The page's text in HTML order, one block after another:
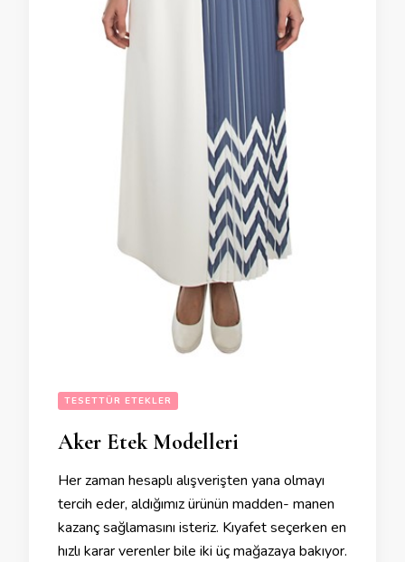
TESETTÜR ETEKLER
Aker Etek Modelleri
Her zaman hesaplı alışverişten yana olmayı
tercih eder, aldığımız ürünün madden- manen
kazanç sağlamasını isteriz. Kıyafet seçerken en
hızlı karar verenler bile iki üç mağazaya bakıyor.